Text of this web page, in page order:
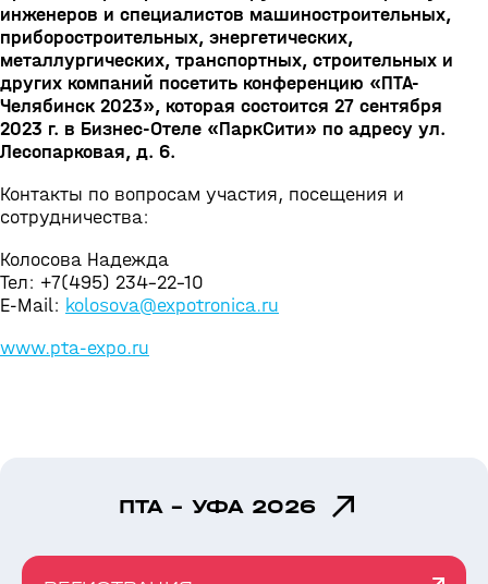
инженеров и специалистов машиностроительных,
приборостроительных, энергетических,
металлургических, транспортных, строительных и
других компаний посетить конференцию «ПТА-
Челябинск 2023», которая состоится 27 сентября
2023 г. в Бизнес-Отеле «ПаркСити» по адресу ул.
Лесопарковая, д. 6.
Контакты по вопросам участия, посещения и
сотрудничества:
Колосова Надежда
Тел: +7(495) 234-22-10
E-Mail: kolosova@expotronica.ru
www.pta-expo.ru
ПТА - УФА 2026